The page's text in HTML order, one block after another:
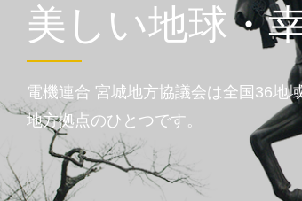
美しい地球・
電機連合 宮城地方協議会は全国36地
地方拠点のひとつです。